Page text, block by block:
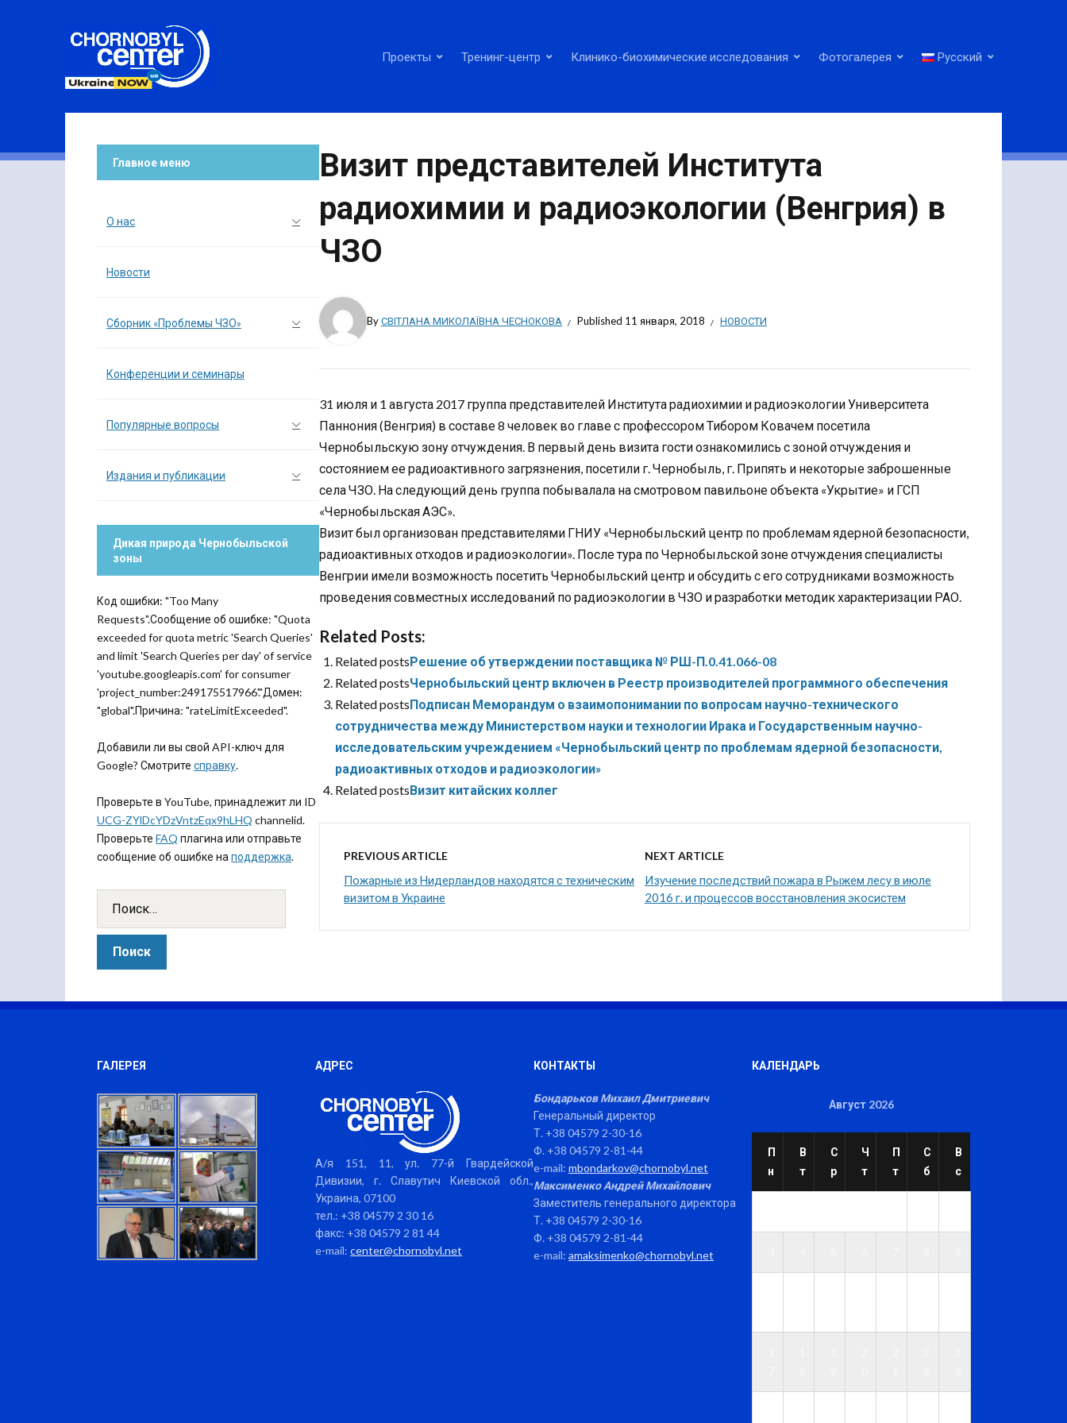
Проекты Тренинг-центр Клинико-биохимические исследования Фотогалерея Русский
Визит представителей Института
радиохимии и радиоэкологии (Венгрия) в
ЧЗО
ByСВІТЛАНА МИКОЛАЇВНА ЧЕСНОКОВА Published 11 января, 2018 НОВОСТИ
31 июля и 1 августа 2017 группа представителей Института радиохимии и радиоэкологии Университета
Паннония (Венгрия) в составе 8 человек во главе с профессором Тибором Ковачем посетила
Чернобыльскую зону отчуждения. В первый день визита гости ознакомились с зоной отчуждения и
состоянием ее радиоактивного загрязнения, посетили г. Чернобыль, г. Припять и некоторые заброшенные
села ЧЗО. На следующий день группа побывалала на смотровом павильоне объекта «Укрытие» и ГСП
«Чернобыльская АЭС».
Визит был организован представителями ГНИУ «Чернобыльский центр по проблемам ядерной безопасности,
радиоактивных отходов и радиоэкологии». После тура по Чернобыльской зоне отчуждения специалисты
Венгрии имели возможность посетить Чернобыльский центр и обсудить с его сотрудниками возможность
проведения совместных исследований по радиоэкологии в ЧЗО и разработки методик характеризации РАО.
Related Posts:
Related postsРешение об утверждении поставщика № РШ-П.0.41.066-08
Related postsЧернобыльский центр включен в Реестр производителей программного обеспечения
Related postsПодписан Меморандум о взаимопонимании по вопросам научно-технического
сотрудничества между Министерством науки и технологии Ирака и Государственным научно-
исследовательским учреждением «Чернобыльский центр по проблемам ядерной безопасности,
радиоактивных отходов и радиоэкологии»
Related postsВизит китайских коллег
PREVIOUS ARTICLE
Пожарные из Нидерландов находятся с техническим
визитом в Украине
NEXT ARTICLE
Изучение последствий пожара в Рыжем лесу в июле
2016 г. и процессов восстановления экосистем
Главное меню
О нас
Новости
Сборник «Проблемы ЧЗО»
Конференции и семинары
Популярные вопросы
Издания и публикации
Дикая природа Чернобыльской
зоны
Код ошибки: "Too Many
Requests".Сообщение об ошибке: "Quota
exceeded for quota metric 'Search Queries'
and limit 'Search Queries per day' of service
'youtube.googleapis.com' for consumer
'project_number:249175517966'."Домен:
"global".Причина: "rateLimitExceeded".
Добавили ли вы свой API-ключ для
Google? Смотрите справку.
Проверьте в YouTube, принадлежит ли ID
UCG-ZYlDcYDzVntzEqx9hLHQ channelid.
Проверьте FAQ плагина или отправьте
сообщение об ошибке на поддержка.
ГАЛЕРЕЯ АДРЕС
А/я 151, 11, ул. 77-й Гвардейской
Дивизии, г. Славутич Киевской обл.,
Украина, 07100
тел.: +38 04579 2 30 16
факс: +38 04579 2 81 44
e-mail: center@chornobyl.net
КОНТАКТЫ
Бондарьков Михаил Дмитриевич
Генеральный директор
Т. +38 04579 2-30-16
Ф. +38 04579 2-81-44
e-mail: mbondarkov@chornobyl.net
Максименко Андрей Михайлович
Заместитель генерального директора
Т. +38 04579 2-30-16
Ф. +38 04579 2-81-44
e-mail: amaksimenko@chornobyl.net
КАЛЕНДАРЬ
Август 2026
П
н
В
т
С
р
Ч
т
П
т
С
б
В
с